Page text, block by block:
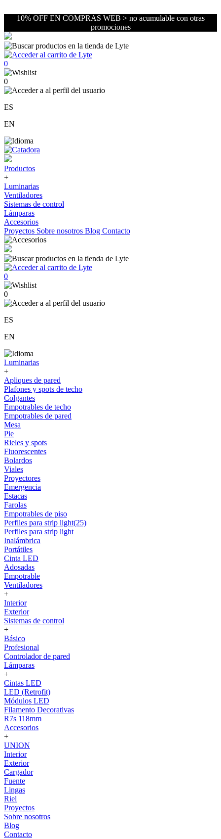
10% OFF EN COMPRAS WEB > no acumulable con otras
promociones
0
0
ES
EN
Productos
+
Luminarias
Ventiladores
Sistemas de control
Lámparas
Accesorios
Proyectos Sobre nosotros Blog Contacto
0
0
ES
EN
Luminarias
+
Apliques de pared
Plafones y spots de techo
Colgantes
Empotrables de techo
Empotrables de pared
Mesa
Pie
Rieles y spots
Fluorescentes
Bolardos
Viales
Proyectores
Emergencia
Estacas
Farolas
Empotrables de piso
Perfiles para strip light(25)
Perfiles para strip light
Inalámbrica
Portátiles
Cinta LED
Adosadas
Empotrable
Ventiladores
+
Interior
Exterior
Sistemas de control
+
Básico
Profesional
Controlador de pared
Lámparas
+
Cintas LED
LED (Retrofit)
Módulos LED
Filamento Decorativas
R7s 118mm
Accesorios
+
UNION
Interior
Exterior
Cargador
Fuente
Lingas
Riel
Proyectos
Sobre nosotros
Blog
Contacto